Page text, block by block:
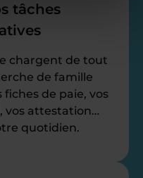
tâches
chargent de tout
de famille
fiches de paie, vos
vos attestation…
quotidien.